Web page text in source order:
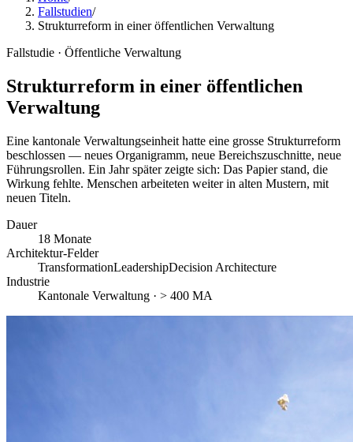
Fallstudien/
Strukturreform in einer öffentlichen Verwaltung
Fallstudie · Öffentliche Verwaltung
Strukturreform in einer öffentlichen
Verwaltung
Eine kantonale Verwaltungseinheit hatte eine grosse Strukturreform
beschlossen — neues Organigramm, neue Bereichszuschnitte, neue
Führungsrollen. Ein Jahr später zeigte sich: Das Papier stand, die
Wirkung fehlte. Menschen arbeiteten weiter in alten Mustern, mit
neuen Titeln.
Dauer
18 Monate
Architektur-Felder
TransformationLeadershipDecision Architecture
Industrie
Kantonale Verwaltung · > 400 MA